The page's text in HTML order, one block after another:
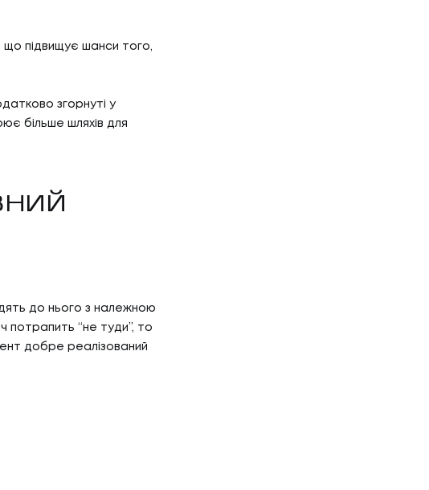
що підвищує шанси того,
згорнуті у
більше шляхів для
до нього з належною
потрапить “не туди”, то
добре реалізований